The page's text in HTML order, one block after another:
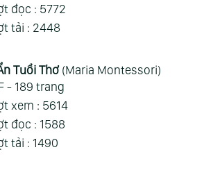
Xem Thêm
đọc : 5772
tải : 2448
Tuổi Thơ(Maria Montessori)
- 189 trang
xem : 5614
đọc : 1588
tải : 1490